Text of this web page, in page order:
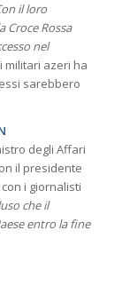
il loro
Rossa
nel
militari azeri ha
sarebbero
degli Affari
il presidente
i giornalisti
che il
entro la fine